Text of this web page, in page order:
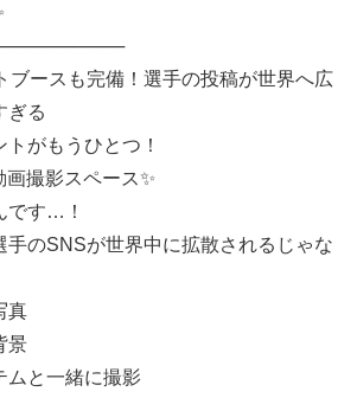
ブースも完備！選手の投稿が世界へ広
ぎる
がもうひとつ！
撮影スペース✨
です…！
手のSNSが世界中に拡散されるじゃな
真
景
ムと一緒に撮影